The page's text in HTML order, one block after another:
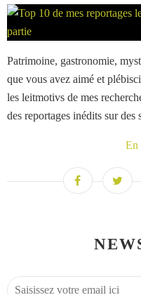
Patrimoine, gastronomie,
que vous avez aimé et
les leitmotivs de mes
des reportages inédits sur des
En